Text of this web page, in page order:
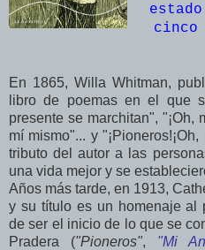
cinco
En 1865, Willa Whitman,
libro de poemas en el que
presente se marchitan", "¡Oh,
mí mismo"... y
tributo del autor a las
una vida mejor y se
Años más tarde, en 1913,
y su título es un homenaje al
de ser el inicio de lo que se
Pradera ("Pioneros", "Mi